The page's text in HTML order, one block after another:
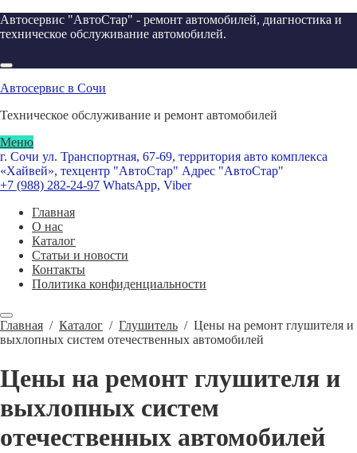
Автосервис "АвтоСтар" - ремонт автомобилей, диагностика и
техническое обслуживание автомобилей.
Автосервис в Сочи
Техническое обслуживание и ремонт автомобилей
Меню
г. Сочи ул. Транспортная, 67-69, территория авто комплекса
«Хайвей», техцентр "АвтоСтар" Адрес "АвтоСтар"
+7 (988) 282-24-97 WhatsApp, Viber
Главная
О нас
Каталог
Статьи и новости
Контакты
Политика конфиденциальности
Главная / Каталог / Глушитель / Цены на ремонт глушителя и
выхлопных систем отечественных автомобилей
Цены на ремонт глушителя и
выхлопных систем
отечественных автомобилей